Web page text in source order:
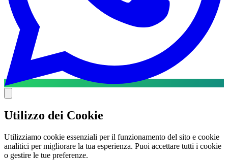
Utilizzo dei Cookie
Utilizziamo cookie essenziali per il funzionamento del sito e cookie
analitici per migliorare la tua esperienza. Puoi accettare tutti i cookie
o gestire le tue preferenze.